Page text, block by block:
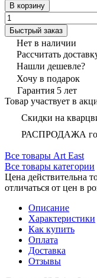
В корзину
Быстрый заказ
Нет в наличии
Рассчитать
Нашли дешевле?
Хочу в подарок
Гарантия 5 лет
Товар участвует в
Скидки на
РАСПРОДАЖА
Все товары Art East
Все товары категории
Цена действительна
отличаться от цен в
Описание
Характеристики
Как купить
Оплата
Доставка
Отзывы